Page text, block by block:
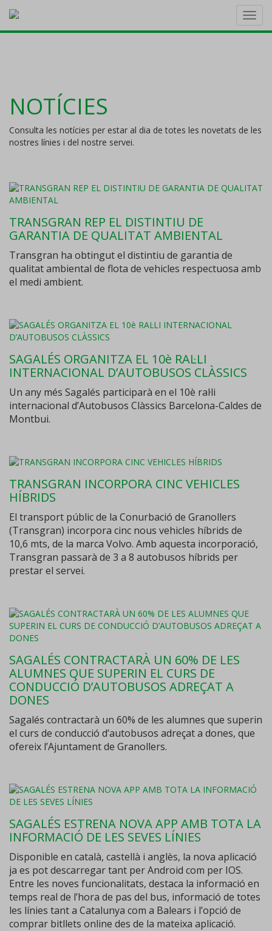
NOTÍCIES
Consulta les notícies per estar al dia de totes les novetats de les
nostres línies i del nostre servei.
TRANSGRAN REP EL DISTINTIU DE
GARANTIA DE QUALITAT AMBIENTAL
Transgran ha obtingut el distintiu de garantia de
qualitat ambiental de flota de vehicles respectuosa amb
el medi ambient.
SAGALÉS ORGANITZA EL 10è RAL·LI
INTERNACIONAL D’AUTOBUSOS CLÀSSICS
Un any més Sagalés participarà en el 10è ral·li
internacional d’Autobusos Clàssics Barcelona-Caldes de
Montbui.
TRANSGRAN INCORPORA CINC VEHICLES
HÍBRIDS
El transport públic de la Conurbació de Granollers
(Transgran) incorpora cinc nous vehicles híbrids de
10,6 mts, de la marca Volvo. Amb aquesta incorporació,
Transgran passarà de 3 a 8 autobusos híbrids per
prestar el servei.
SAGALÉS CONTRACTARÀ UN 60% DE LES
ALUMNES QUE SUPERIN EL CURS DE
CONDUCCIÓ D’AUTOBUSOS ADREÇAT A
DONES
Sagalés contractarà un 60% de les alumnes que superin
el curs de conducció d’autobusos adreçat a dones, que
ofereix l’Ajuntament de Granollers.
SAGALÉS ESTRENA NOVA APP AMB TOTA LA
INFORMACIÓ DE LES SEVES LÍNIES
Disponible en català, castellà i anglès, la nova aplicació
ja es pot descarregar tant per Android com per IOS.
Entre les noves funcionalitats, destaca la informació en
temps real de l’hora de pas del bus, informació de totes
les línies tant a Catalunya com a Balears i l’opció de
comprar bitllets online des de la mateixa aplicació.